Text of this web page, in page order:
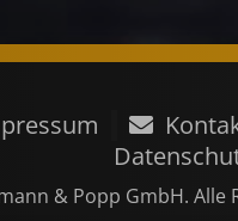
& Popp GmbH. Alle